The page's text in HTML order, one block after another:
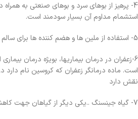
4- پرهیز از بوهای سرد و بوهای صنعتی به
استشمام مداوم آن بسیار سودمند است.
5- استفاده از ملین ها و هضم کننده ها برای سالم نگه داشتن دستگاه گوارش
6-زعفران در درمان بیماریها، بویژه درمان
است. ماده درمانگر زعفران که کروسین نام
نقش دارد
7- گیاه جینسنگ ..یکی دیگر از گیاهان جهت کاهش و درمان MS میباشد.